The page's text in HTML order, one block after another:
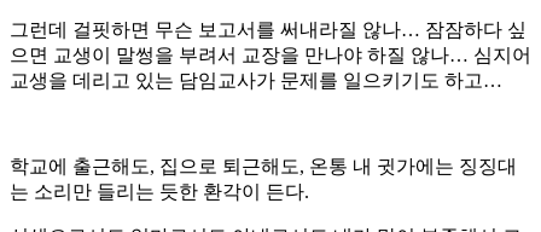
그런데 걸핏하면 무슨 보고서를 써내라질 않나… 잠잠하다 싶
으면 교생이 말썽을 부려서 교장을 만나야 하질 않나… 심지어
교생을 데리고 있는 담임교사가 문제를 일으키기도 하고…
학교에 출근해도, 집으로 퇴근해도, 온통 내 귓가에는 징징대
는 소리만 들리는 듯한 환각이 든다.